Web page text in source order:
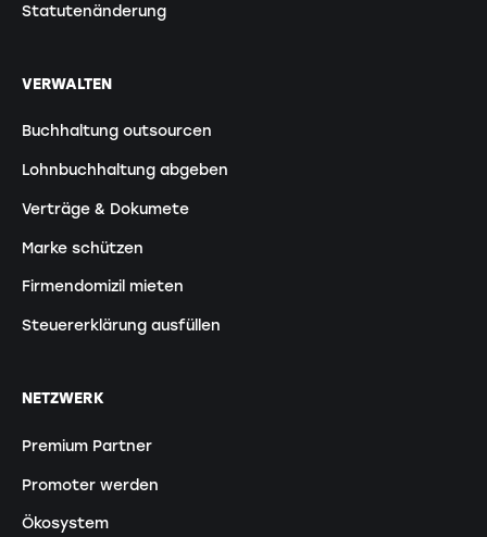
Statutenänderung
VERWALTEN
Buchhaltung outsourcen
Lohnbuchhaltung abgeben
Verträge & Dokumete
Marke schützen
Firmendomizil mieten
Steuererklärung ausfüllen
NETZWERK
Premium Partner
Promoter werden
Ökosystem